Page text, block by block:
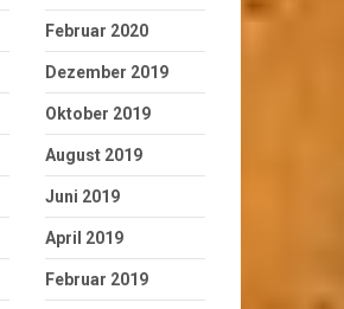
Februar 2020
Dezember 2019
Oktober 2019
August 2019
Juni 2019
April 2019
Februar 2019